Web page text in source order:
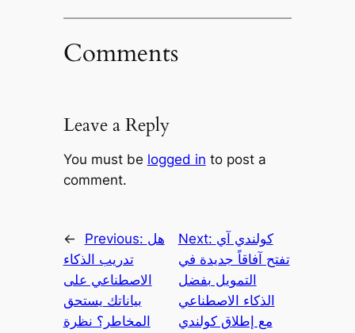
Comments
Leave a Reply
You must be logged in to post a
comment.
← Previous: هل
تدريب الذكاء
الاصطناعي على
بياناتك يستحق
المخاطر؟ نظرة
Next: كولندي آي
تفتح آفاقاً جديدة في
التمويل بفضل
الذكاء الاصطناعي
مع إطلاق كولندي